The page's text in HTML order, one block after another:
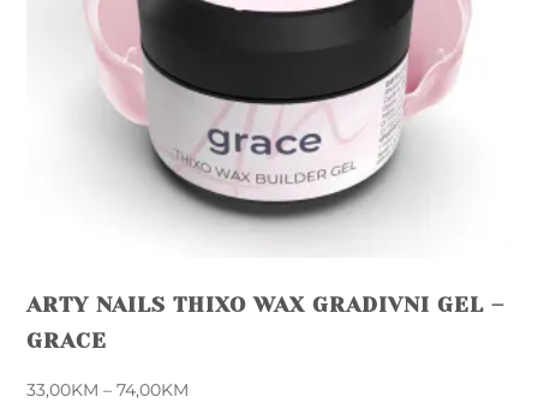
ARTY NAILS THIXO WAX GRADIVNI GEL –
GRACE
33,00KM – 74,00KM